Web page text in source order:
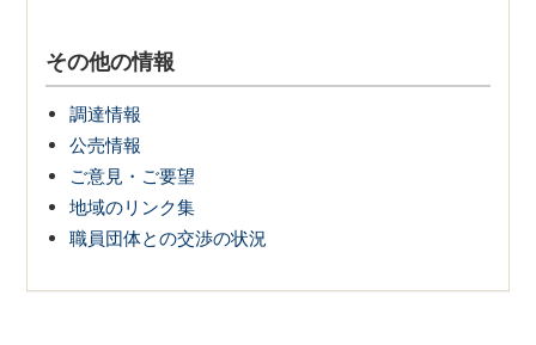
その他の情報
調達情報
公売情報
ご意見・ご要望
地域のリンク集
職員団体との交渉の状況